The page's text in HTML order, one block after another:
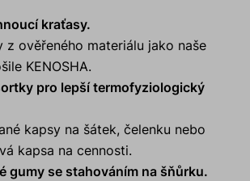
kraťasy.
z ověřeného materiálu jako naše
KENOSHA.
pro lepší termofyziologický
kapsy na šátek, čelenku nebo
kapsa na cennosti.
gumy se stahováním na šňůrku.